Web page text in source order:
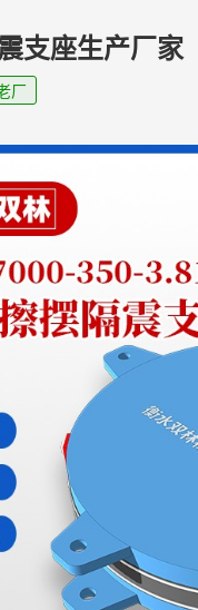
支座生产厂家
厂